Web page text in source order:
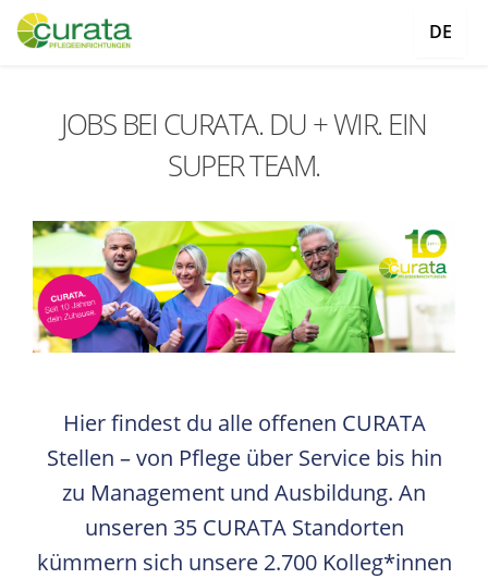
DE
JOBS BEI CURATA. DU + WIR. EIN
SUPER TEAM.
Hier findest du alle offenen CURATA
Stellen – von Pflege über Service bis hin
zu Management und Ausbildung. An
unseren 35 CURATA Standorten
kümmern sich unsere 2.700 Kolleg*innen